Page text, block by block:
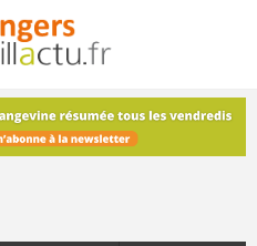
chaque vendredi dans
e-mail